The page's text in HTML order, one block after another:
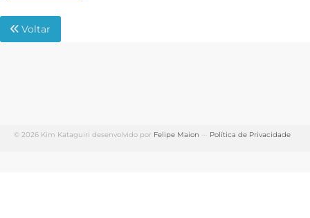
Voltar
© 2026 Kim Kataguiri desenvolvido por Felipe Maion ··· Política de Privacidade